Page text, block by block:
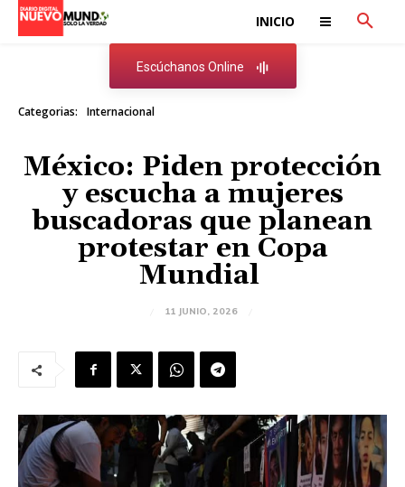
INICIO
Escúchanos Online
Categorias: Internacional
México: Piden protección
y escucha a mujeres
buscadoras que planean
protestar en Copa
Mundial
11 JUNIO, 2026